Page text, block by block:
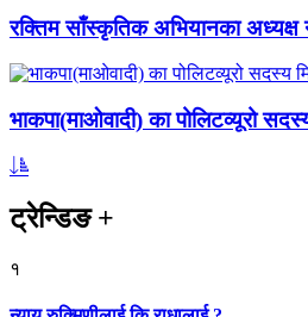
रक्तिम साँस्कृतिक अभियानका अध्यक्ष
भाकपा(माओवादी) का पोलिटव्यूरो
ट्रेन्डिङ+
१